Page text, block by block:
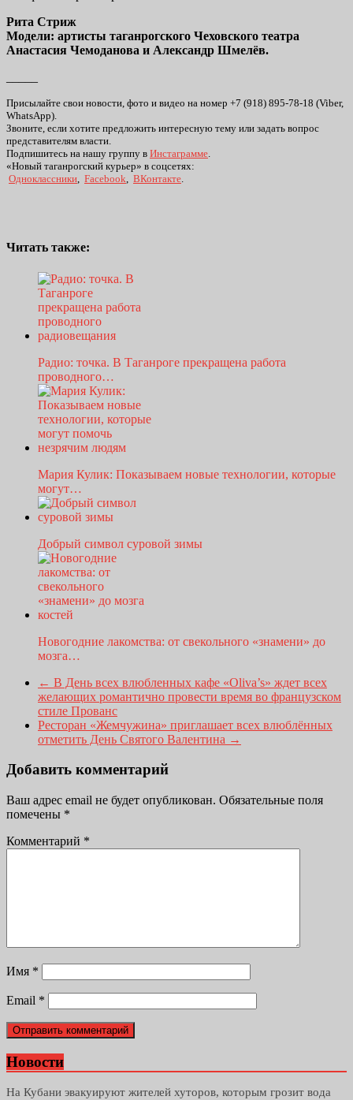
Рита Стриж
Модели: артисты таганрогского Чеховского театра
Анастасия Чемоданова и Александр Шмелёв.
Присылайте свои новости, фото и видео на номер +7 (918) 895-78-18 (Viber,
WhatsApp).
Звоните, если хотите предложить интересную тему или задать вопрос
представителям власти.
Подпишитесь на нашу группу в Инстаграмме.
«Новый таганрогский курьер» в соцсетях:
Одноклассники, Facebook, ВКонтакте.
Читать также:
Радио: точка. В Таганроге прекращена работа
проводного…
Мария Кулик: Показываем новые технологии, которые
могут…
Добрый символ суровой зимы
Новогодние лакомства: от свекольного «знамени» до
мозга…
← В День всех влюбленных кафе «Oliva’s» ждет всех
желающих романтично провести время во французском
стиле Прованс
Ресторан «Жемчужина» приглашает всех влюблённых
отметить День Святого Валентина →
Добавить комментарий
Ваш адрес email не будет опубликован. Обязательные поля
помечены *
Комментарий *
Имя *
Email *
Новости
На Кубани эвакуируют жителей хуторов, которым грозит вода